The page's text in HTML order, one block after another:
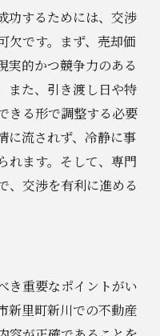
功するためには、交渉
欠です。まず、売却価
実的かつ競争力のある
また、引き渡し日や特
きる形で調整する必要
に流されず、冷静に事
れます。そして、専門
、交渉を有利に進める
き重要なポイントがい
新里町新川での不動産